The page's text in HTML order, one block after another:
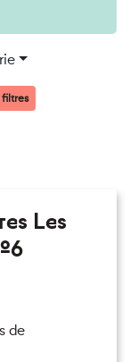
filtres
Les
de